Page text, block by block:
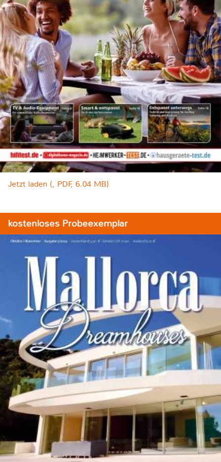
Jetzt laden (, PDF, 6.04 MB)
kostenloses Probeexemplar